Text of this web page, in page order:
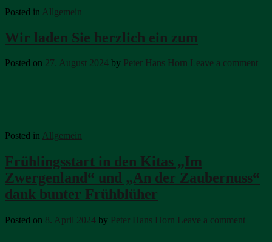
Posted in Allgemein
Wir laden Sie herzlich ein zum
Posted on 27. August 2024 by Peter Hans Horn Leave a comment
Posted in Allgemein
Frühlingsstart in den Kitas „Im
Zwergenland“ und „An der Zaubernuss“
dank bunter Frühblüher
Posted on 8. April 2024 by Peter Hans Horn Leave a comment